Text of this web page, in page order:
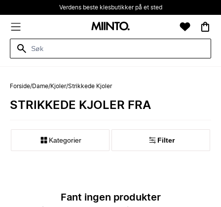
Verdens beste klesbutikker på et sted
Forside/Dame/Kjoler/Strikkede Kjoler
STRIKKEDE KJOLER FRA
Kategorier Filter
Fant ingen produkter